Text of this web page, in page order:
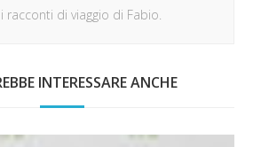
racconti di viaggio di Fabio.
INTERESSARE ANCHE